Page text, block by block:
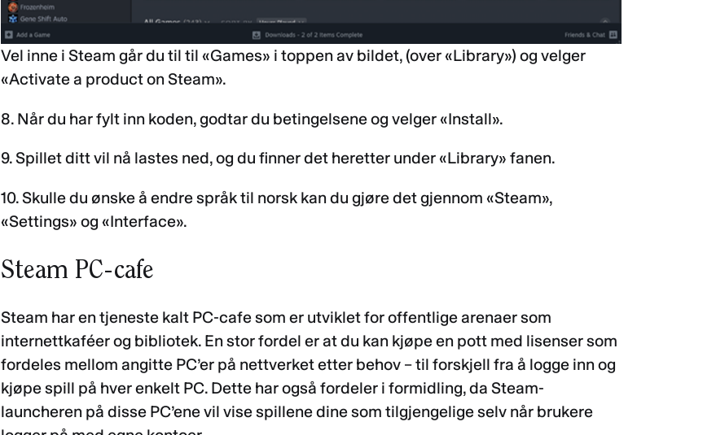
Vel inne i Steam går du til til «Games» i toppen av bildet, (over «Library») og velger
«Activate a product on Steam».
8. Når du har fylt inn koden, godtar du betingelsene og velger «Install».
9. Spillet ditt vil nå lastes ned, og du finner det heretter under «Library» fanen.
10. Skulle du ønske å endre språk til norsk kan du gjøre det gjennom «Steam»,
«Settings» og «Interface».
Steam PC-cafe
Steam har en tjeneste kalt PC-cafe som er utviklet for offentlige arenaer som
internettkaféer og bibliotek. En stor fordel er at du kan kjøpe en pott med lisenser som
fordeles mellom angitte PC’er på nettverket etter behov – til forskjell fra å logge inn og
kjøpe spill på hver enkelt PC. Dette har også fordeler i formidling, da Steam-
launcheren på disse PC’ene vil vise spillene dine som tilgjengelige selv når brukere